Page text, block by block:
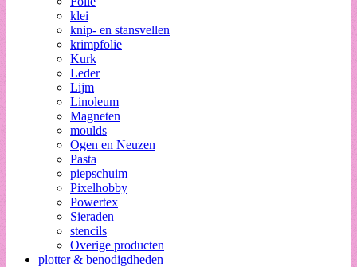
klei
knip- en stansvellen
krimpfolie
Kurk
Leder
Lijm
Linoleum
Magneten
moulds
Ogen en Neuzen
Pasta
piepschuim
Pixelhobby
Powertex
Sieraden
stencils
Overige producten
plotter & benodigdheden